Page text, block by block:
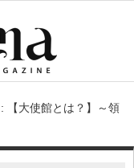
【大使館とは？】～領